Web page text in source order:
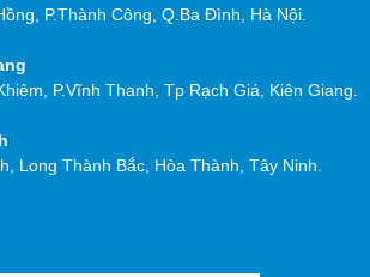
P.Thành Công, Q.Ba Đình, Hà Nội.
P.Vĩnh Thanh, Tp Rạch Giá, Kiên Giang.
Long Thành Bắc, Hòa Thành, Tây Ninh.